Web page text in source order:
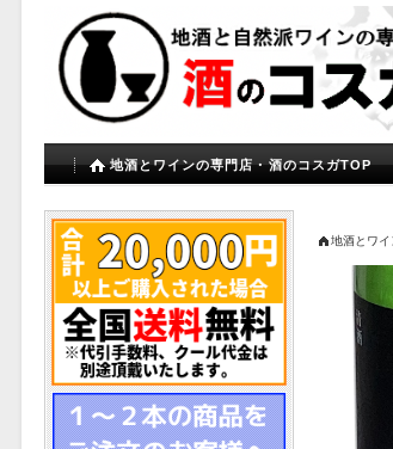
地酒とワインの専門店・酒のコスガTOP
地酒とワ